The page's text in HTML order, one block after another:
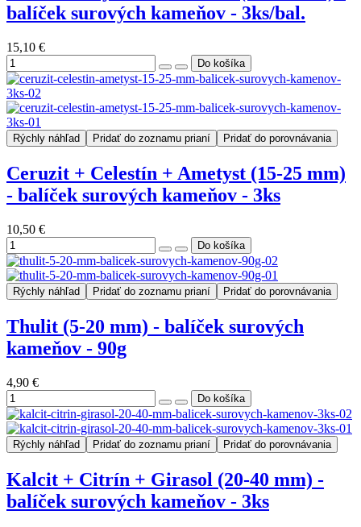
balíček surových kameňov - 3ks/bal.
15,10 €
Rýchly náhľad Pridať do zoznamu prianí Pridať do porovnávania
Ceruzit + Celestín + Ametyst (15-25 mm)
- balíček surových kameňov - 3ks
10,50 €
Rýchly náhľad Pridať do zoznamu prianí Pridať do porovnávania
Thulit (5-20 mm) - balíček surových
kameňov - 90g
4,90 €
Rýchly náhľad Pridať do zoznamu prianí Pridať do porovnávania
Kalcit + Citrín + Girasol (20-40 mm) -
balíček surových kameňov - 3ks